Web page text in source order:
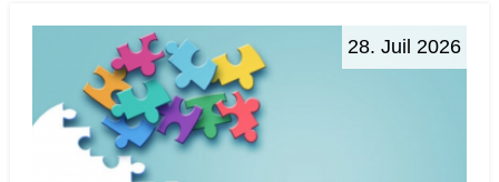
28. Juil 2026